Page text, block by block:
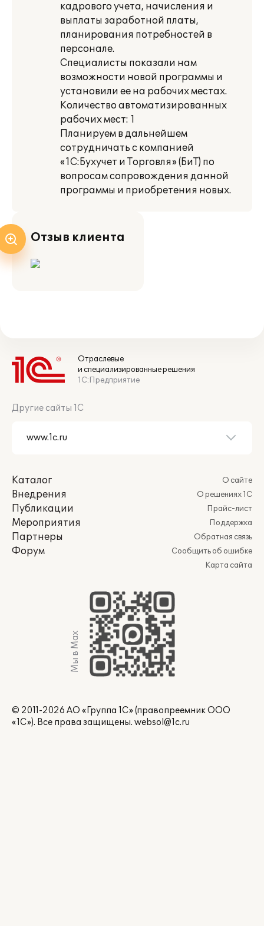
кадрового учета, начисления и
выплаты заработной платы,
планирования потребностей в
персонале.
Специалисты показали нам
возможности новой программы и
установили ее на рабочих местах.
Количество автоматизированных
рабочих мест: 1
Планируем в дальнейшем
сотрудничать с компанией
«1С:Бухучет и Торговля» (БиТ) по
вопросам сопровождения данной
программы и приобретения новых.
Отзыв клиента
Отраслевые
и специализированные решения
1С:Предприятие
Другие сайты 1С
Каталог
Внедрения
Публикации
Мероприятия
Партнеры
Форум
О сайте
О решениях 1С
Прайс-лист
Поддержка
Обратная связь
Сообщить об ошибке
Карта сайта
Мы в Max
© 2011-2026 АО «Группа 1С» (правопреемник ООО
«1С»). Все права защищены. websol@1c.ru